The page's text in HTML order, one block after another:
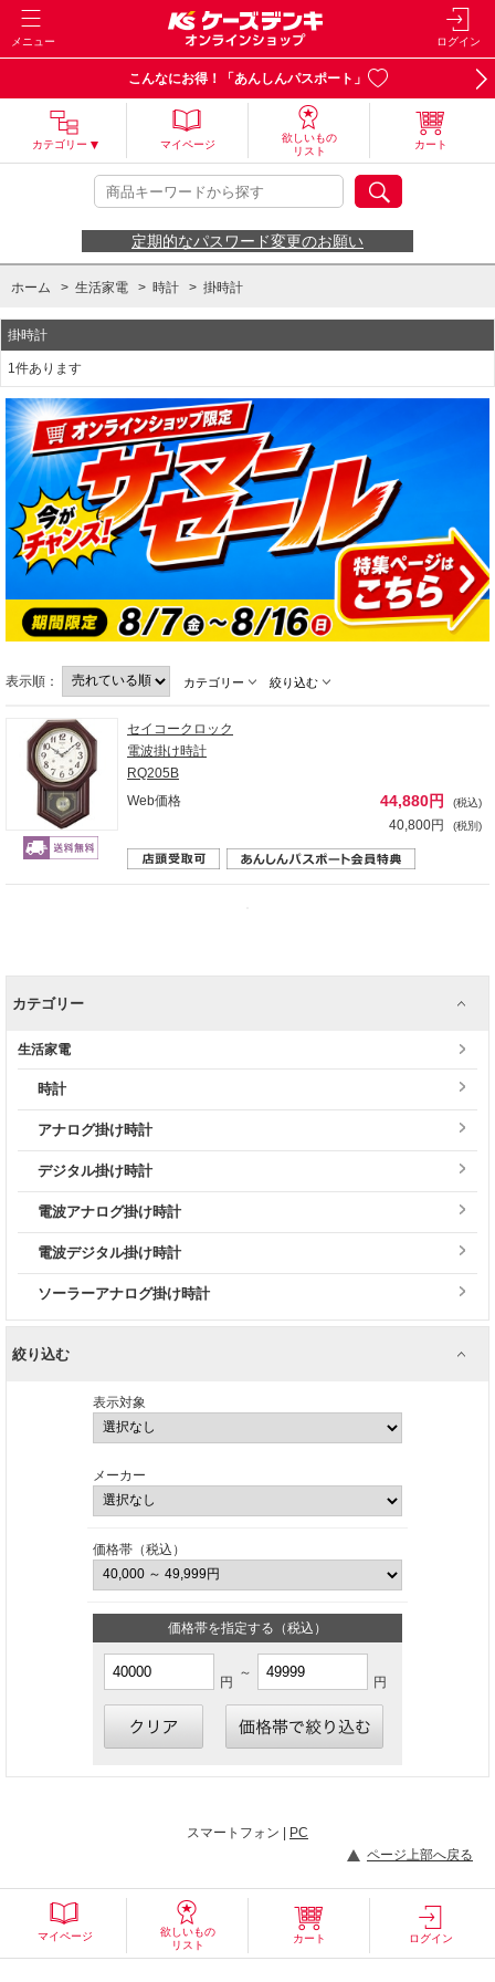
メニュー ログイン
こんなにお得！「あんしんパスポート」
カテゴリー マイページ
欲しいもの
リスト
カート
定期的なパスワード変更のお願い
ホーム > 生活家電 > 時計 > 掛時計
掛時計
1件あります
表示順： カテゴリー 絞り込む
セイコークロック
電波掛け時計
RQ205B
Web価格
44,880円 (税込)
40,800円 (税別)
カテゴリー
生活家電
時計
アナログ掛け時計
デジタル掛け時計
電波アナログ掛け時計
電波デジタル掛け時計
ソーラーアナログ掛け時計
絞り込む
表示対象
メーカー
価格帯（税込）
価格帯を指定する（税込）
円
～
円
スマートフォン | PC
ページ上部へ戻る
マイページ
欲しいもの
リスト
カート ログイン